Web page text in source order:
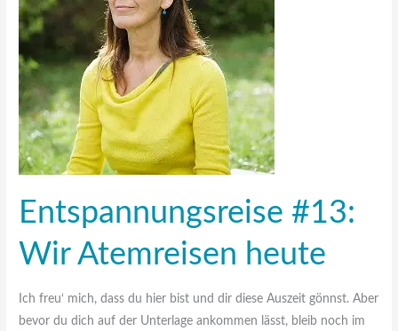
Entspannungsreise #13:
Wir Atemreisen heute
Ich freu‘ mich, dass du hier bist und dir diese Auszeit gönnst. Aber
bevor du dich auf der Unterlage ankommen lässt, bleib noch im